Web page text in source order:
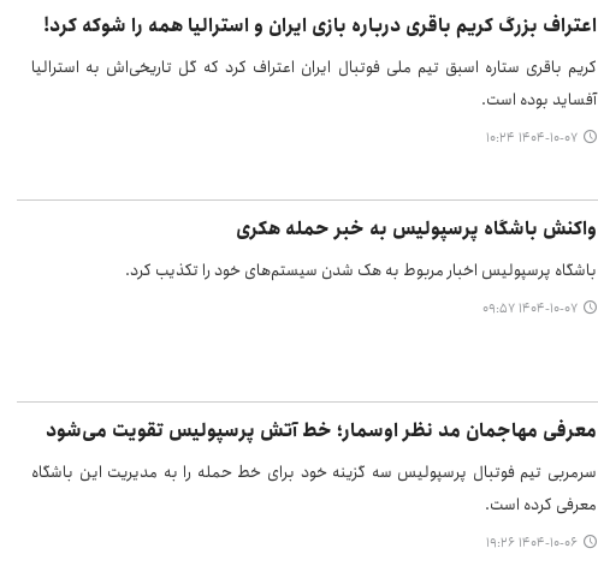
اعتراف بزرگ کریم باقری درباره بازی ایران و استرالیا همه را شوکه کرد!
کریم باقری ستاره اسبق تیم ملی فوتبال ایران اعتراف کرد که گل تاریخی‌اش به استرالیا
آفساید بوده است.
۱۴۰۴-۱۰-۰۷ ۱۰:۲۴
واکنش باشگاه پرسپولیس به خبر حمله هکری
باشگاه پرسپولیس اخبار مربوط به هک شدن سیستم‌های خود را تکذیب کرد.
۱۴۰۴-۱۰-۰۷ ۰۹:۵۷
معرفی مهاجمان مد نظر اوسمار؛ خط آتش پرسپولیس تقویت می‌شود
سرمربی تیم فوتبال پرسپولیس سه گزینه خود برای خط حمله را به مدیریت این باشگاه
معرفی کرده است.
۱۴۰۴-۱۰-۰۶ ۱۹:۲۶